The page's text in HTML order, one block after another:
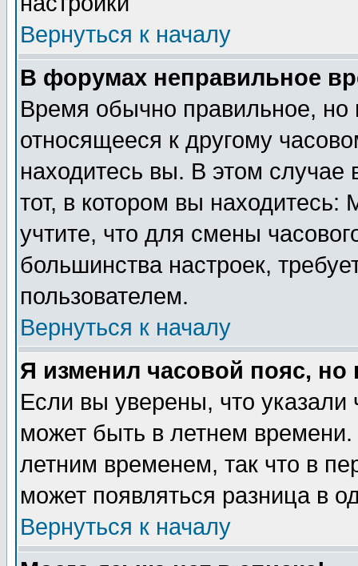
Вернуться к началу
В форумах неправильное
Время обычно правильное,
относящееся к другому
находитесь вы. В этом
тот, в котором вы
учтите, что для смены
большинства настроек,
пользователем.
Вернуться к началу
Я изменил часовой пояс,
Если вы уверены, что указали
может быть в летнем
летним временем, так что в
может появляться разница в
Вернуться к началу